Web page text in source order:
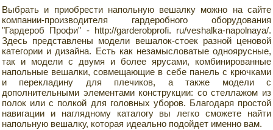
Выбрать и приобрести напольную вешалку можно на сайте
компании-производителя гардеробного оборудования
"Гардероб Профи" - http://garderobprofi. ru/veshalka-napolnaya/.
Здесь представлены модели вешалок-стоек разной ценовой
категории и дизайна. Есть как незамысловатые одноярусные,
так и модели с двумя и более ярусами, комбинированные
напольные вешалки, совмещающие в себе панель с крючками
и перекладину для плечиков, а также модели с
дополнительными элементами конструкции: со стеллажом из
полок или с полкой для головных уборов. Благодаря простой
навигации и наглядному каталогу вы легко сможете найти
напольную вешалку, которая идеально подойдет именно вам.